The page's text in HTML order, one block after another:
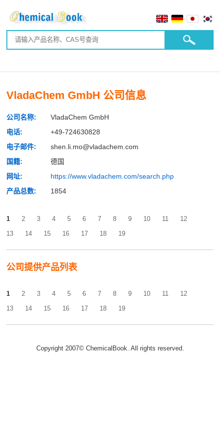
VladaChem GmbH 公司信息
公司名称:
VladaChem GmbH
电话:
+49-724630828
电子邮件:
shen.li.mo@vladachem.com
国籍:
德国
网址:
https://www.vladachem.com/search.php
产品总数:
1854
1 2 3 4 5 6 7 8 9 10 11
12
13
14 15 16 17 18 19
公司提供产品列表
1 2 3 4 5 6 7 8 9 10 11
12
13
14 15 16 17 18 19
Copyright 2007© ChemicalBook. All rights reserved.